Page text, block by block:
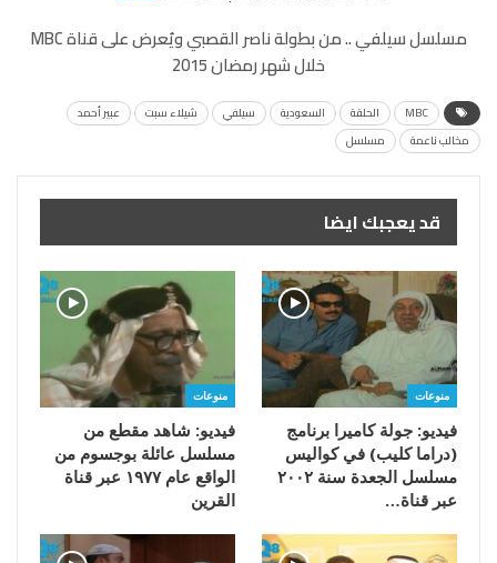
مسلسل سيلفي .. من بطولة ناصر القصبي ويُعرض على قناة MBC
خلال شهر رمضان 2015
MBC الحلقة السعودية سيلفي شيلاء سبت
عبير أحمد
مخالب ناعمة
مسلسل
قد يعجبك ايضا
منوعات
فيديو: جولة كاميرا برنامج
(دراما كليب) في كواليس
مسلسل الجعدة سنة ٢٠٠٢
عبر قناة…
منوعات
فيديو: شاهد مقطع من
مسلسل عائلة بوجسوم من
الواقع عام ١٩٧٧ عبر قناة
القرين